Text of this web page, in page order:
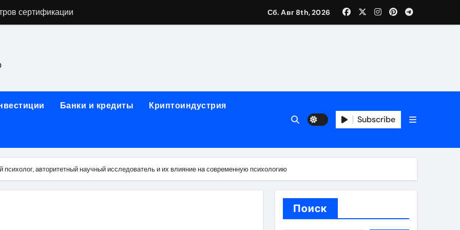
бра в виде факела с эффектом старины
и электрооборудование для ногтевого сервиса, наращивания ресниц и депиляции
работы на объектах культурного наследия
одежды: джемперы, брюки, куртки
от проектной документации до противопожарных мероприятий и обустройства мест отдыха
Сб. Авг 8th, 2026
Банки и кредиты Криптоиндустрия
Subscribe
авторитетный научный исследователь и их влияние на современную психологию
Поиск